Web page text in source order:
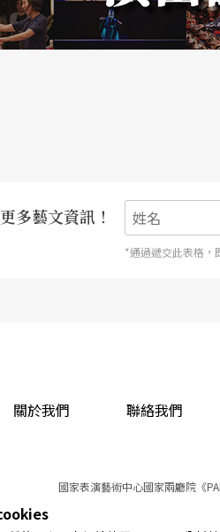
邀請國內知名表演團體之經
府的簡上仁等。另外，還請
展仍然存在著許多變數，但
需要潛移默化的時間，如果
空洞而沒有內涵建築物而已。
育以及藝術欣賞人口的培育
演藝術人才。因此，衛武營
！
多藝文資訊！
*通過遞交此表格，
關於我們 聯絡我們
國家表演藝術中心國家兩廳院《
本站所